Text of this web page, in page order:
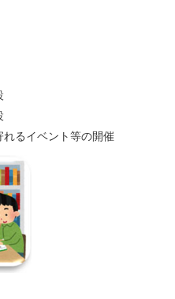
るイベント等の開催